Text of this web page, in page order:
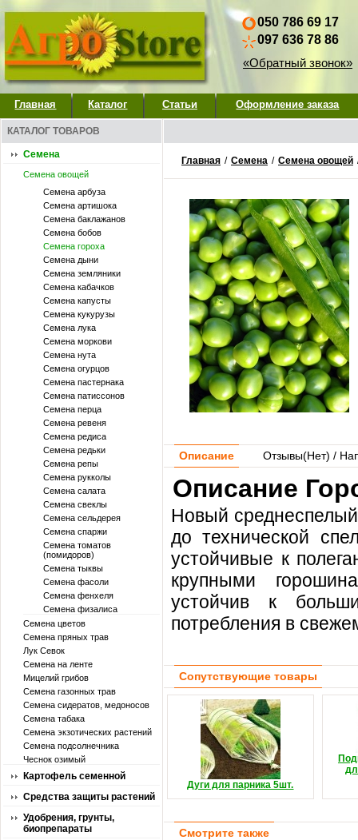
050 786 69 17
097 636 78 86
«Обратный звонок»
Главная Каталог Статьи Оформление заказа
КАТАЛОГ ТОВАРОВ
Семена
Семена овощей
Семена арбуза
Семена артишока
Семена баклажанов
Семена бобов
Семена гороха
Семена дыни
Семена земляники
Семена кабачков
Семена капусты
Семена кукурузы
Семена лука
Семена моркови
Семена нута
Семена огурцов
Семена пастернака
Семена патиссонов
Семена перца
Семена ревеня
Семена редиса
Семена редьки
Семена репы
Семена рукколы
Семена салата
Семена свеклы
Семена сельдерея
Семена спаржи
Семена томатов
(помидоров)
Семена тыквы
Семена фасоли
Семена фенхеля
Семена физалиса
Семена цветов
Семена пряных трав
Лук Севок
Семена на ленте
Мицелий грибов
Семена газонных трав
Семена сидератов, медоносов
Семена табака
Семена экзотических растений
Семена подсолнечника
Чеснок озимый
Картофель семенной
Средства защиты растений
Удобрения, грунты,
биопрепараты
Главная / Семена / Семена овощей
Описание Отзывы(Нет) /
Описание
Новый
до технической
устойчивые к
крупными
устойчив к
потребления в
Сопутствующие товары
Дуги для парника 5шт.
Смотрите также